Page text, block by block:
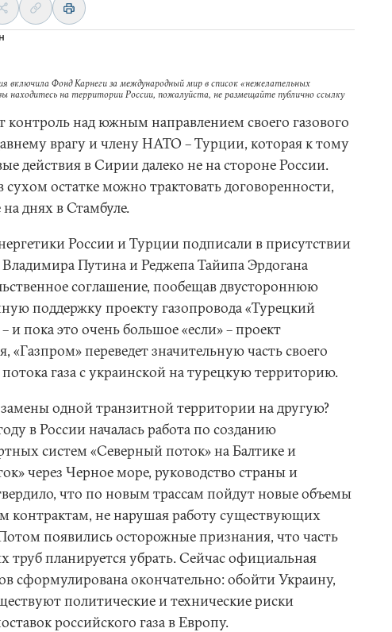
включила Фонд Карнеги за международный мир в список «нежелательных
находитесь на территории России, пожалуйста, не размещайте публично ссылку
контроль над южным направлением своего газового
врагу и члену НАТО – Турции, которая к тому
действия в Сирии далеко не на стороне России.
остатке можно трактовать договоренности,
днях в Стамбуле.
России и Турции подписали в присутствии
Путина и Реджепа Тайипа Эрдогана
соглашение, пообещав двустороннюю
поддержку проекту газопровода «Турецкий
и пока это очень большое «если» – проект
«Газпром» переведет значительную часть своего
газа с украинской на турецкую территорию.
одной транзитной территории на другую?
в России началась работа по созданию
систем «Северный поток» на Балтике и
через Черное море, руководство страны и
что по новым трассам пойдут новые объемы
контрактам, не нарушая работу существующих
появились осторожные признания, что часть
труб планируется убрать. Сейчас официальная
сформулирована окончательно: обойти Украину,
политические и технические риски
российского газа в Европу.